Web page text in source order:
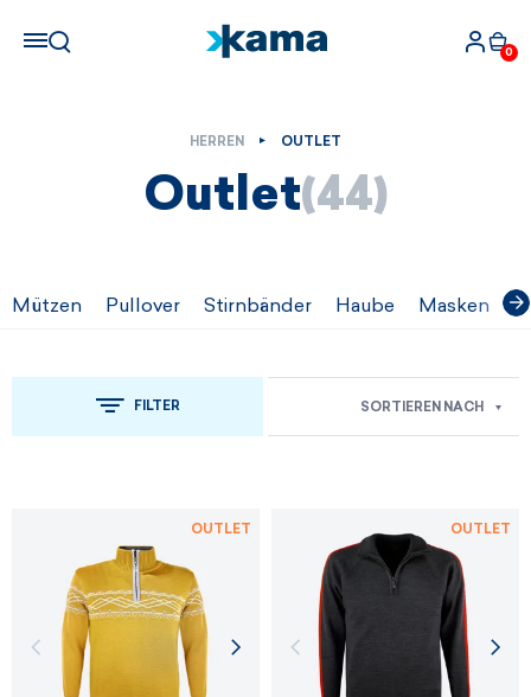
0
HERREN OUTLET
Outlet(44)
Mützen Pullover Stirnbänder Haube Masken
FILTER SORTIEREN NACH
OUTLET OUTLET